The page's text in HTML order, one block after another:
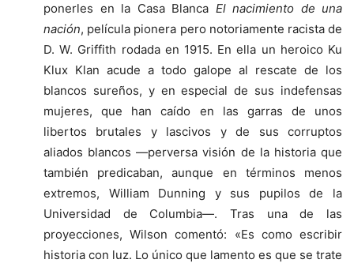
ponerles en la Casa Blanca El nacimiento de una
nación, película pionera pero notoriamente racista de
D. W. Griffith rodada en 1915. En ella un heroico Ku
Klux Klan acude a todo galope al rescate de los
blancos sureños, y en especial de sus indefensas
mujeres, que han caído en las garras de unos
libertos brutales y lascivos y de sus corruptos
aliados blancos —perversa visión de la historia que
también predicaban, aunque en términos menos
extremos, William Dunning y sus pupilos de la
Universidad de Columbia—. Tras una de las
proyecciones, Wilson comentó: «Es como escribir
historia con luz. Lo único que lamento es que se trate